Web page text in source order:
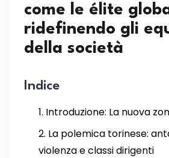
come le élite
ridefinendo gli
della società
Indice
Introduzione: La nuova
La polemica torinese:
violenza e classi dirigenti